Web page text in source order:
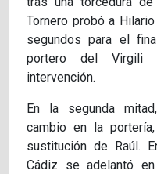
Tornero probó a
segundos para el
portero del Virgili
intervención.
En la segunda
cambio en la
sustitución de Raúl.
Cádiz se adelantó